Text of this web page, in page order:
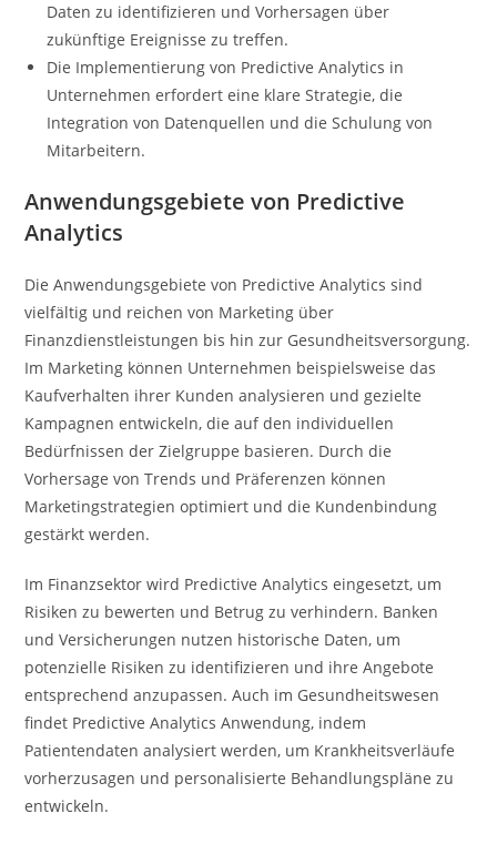
Daten zu identifizieren und Vorhersagen über
zukünftige Ereignisse zu treffen.
Die Implementierung von Predictive Analytics in
Unternehmen erfordert eine klare Strategie, die
Integration von Datenquellen und die Schulung von
Mitarbeitern.
Anwendungsgebiete von Predictive
Analytics
Die Anwendungsgebiete von Predictive Analytics sind
vielfältig und reichen von Marketing über
Finanzdienstleistungen bis hin zur Gesundheitsversorgung.
Im Marketing können Unternehmen beispielsweise das
Kaufverhalten ihrer Kunden analysieren und gezielte
Kampagnen entwickeln, die auf den individuellen
Bedürfnissen der Zielgruppe basieren. Durch die
Vorhersage von Trends und Präferenzen können
Marketingstrategien optimiert und die Kundenbindung
gestärkt werden.
Im Finanzsektor wird Predictive Analytics eingesetzt, um
Risiken zu bewerten und Betrug zu verhindern. Banken
und Versicherungen nutzen historische Daten, um
potenzielle Risiken zu identifizieren und ihre Angebote
entsprechend anzupassen. Auch im Gesundheitswesen
findet Predictive Analytics Anwendung, indem
Patientendaten analysiert werden, um Krankheitsverläufe
vorherzusagen und personalisierte Behandlungspläne zu
entwickeln.